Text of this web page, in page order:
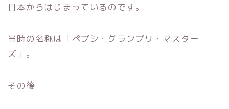
日本からはじまっているのです。
当時の名称は「ペプシ・グランプリ・マスター
ズ」。
その後